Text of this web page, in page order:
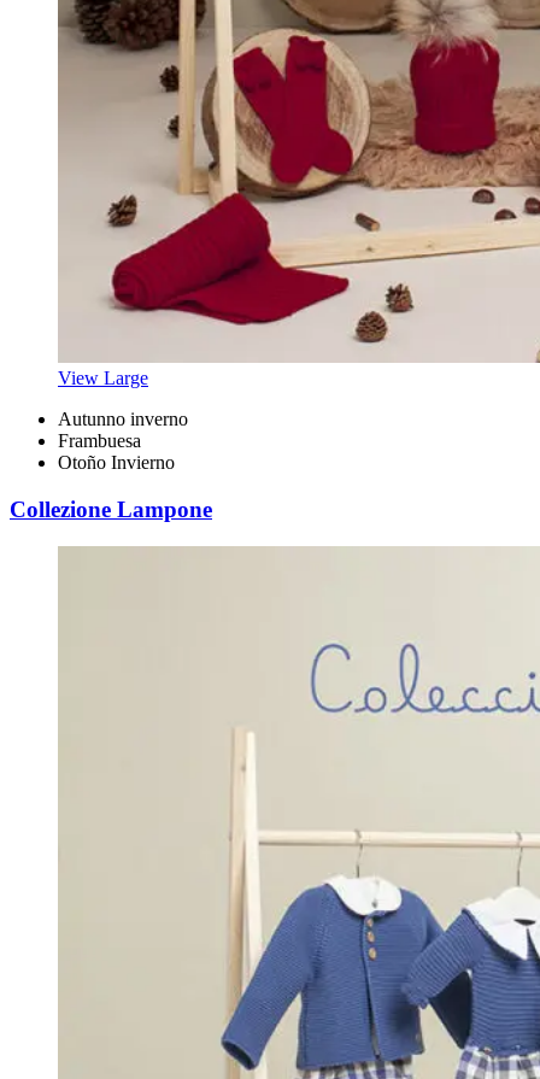
View Large
Autunno inverno
Frambuesa
Otoño Invierno
Collezione Lampone